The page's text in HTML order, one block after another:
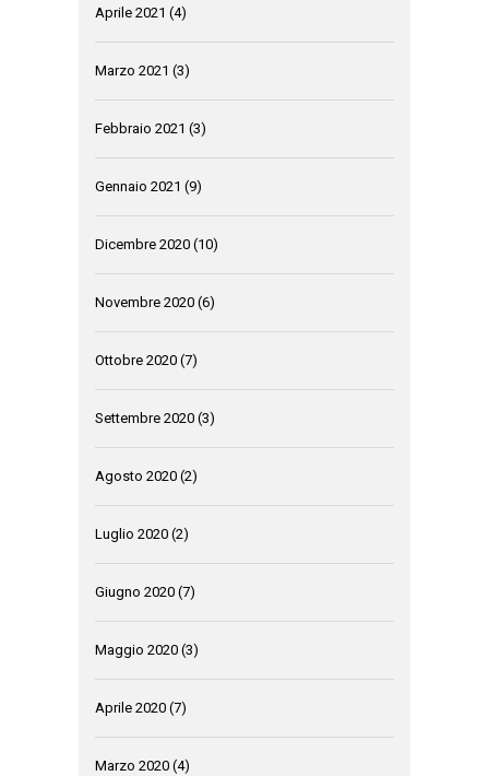
Aprile 2021 (4)
Marzo 2021 (3)
Febbraio 2021 (3)
Gennaio 2021 (9)
Dicembre 2020 (10)
Novembre 2020 (6)
Ottobre 2020 (7)
Settembre 2020 (3)
Agosto 2020 (2)
Luglio 2020 (2)
Giugno 2020 (7)
Maggio 2020 (3)
Aprile 2020 (7)
Marzo 2020 (4)